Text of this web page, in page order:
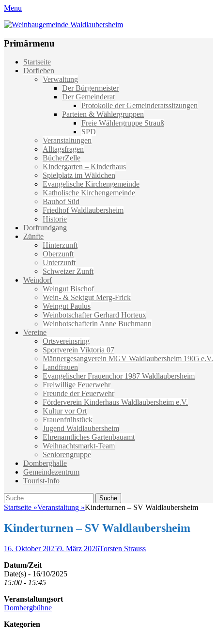
Menu
Weinbaugemeinde Waldlaubersheim
Primärmenu
Weiter
zum
Startseite
Dorfleben
Verwaltung
Der Bürgermeister
Der Gemeinderat
Protokolle der Gemeinderatssitzungen
Parteien & Wählergruppen
Freie Wählergruppe Strauß
SPD
Veranstaltungen
Alltagsfragen
BücherZelle
Kindergarten – Kinderhaus
Spielplatz im Wäldchen
Evangelische Kirchengemeinde
Katholische Kirchengemeinde
Bauhof Süd
Friedhof Waldlaubersheim
Historie
Dorfrundgang
Zünfte
Hinterzunft
Oberzunft
Unterzunft
Schweizer Zunft
Weindorf
Weingut Bischof
Wein- & Sektgut Merg-Frick
Weingut Paulus
Weinbotschafter Gerhard Horteux
Weinbotschafterin Anne Buchmann
Vereine
Ortsvereinsring
Sportverein Viktoria 07
Männergesangverein MGV Waldlaubersheim 1905 e.V.
Landfrauen
Evangelischer Frauenchor 1987 Waldlaubersheim
Freiwillige Feuerwehr
Freunde der Feuerwehr
Förderverein Kinderhaus Waldlaubersheim e.V.
Kultur vor Ort
Frauenfrühstück
Jugend Waldlaubersheim
Ehrenamtliches Gartenbauamt
Weihnachtsmarkt-Team
Seniorengruppe
Domberghalle
Gemeindezentrum
Tourist-Info
Suche
Suche
nach:
Startseite »Veranstaltung »Kinderturnen – SV Waldlaubersheim
Kinderturnen – SV Waldlaubersheim
Veröffentlicht
16. Oktober 20259. März 2026Autor
Torsten Strauss
Datum/Zeit
Date(s) - 16/10/2025
15:00 - 15:45
Veranstaltungsort
Dombergbühne
Kategorien